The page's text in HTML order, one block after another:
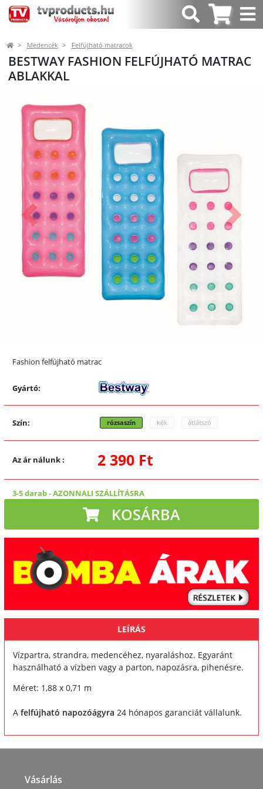
Medencék Felfújható matracok
BESTWAY FASHION FELFÚJHATÓ MATRAC
ABLAKKAL
Előző
Fashion felfújható matrac
Gyártó:
Szín: rózsaszín kék átlátszó
Az ár nálunk: 2 390 Ft
3-5 darab-AZONNALI SZÁLLÍTÁSRA
KOSÁRBA
LEÍRÁS
Vízpartra, strandra, medencéhez, nyaraláshoz. Egyaránt
használható a vízben vagy a parton, napozásra, pihenésre.
Méret: 1,88 x 0,71 m
A felfújható napozóágyra 24 hónapos garanciát vállalunk.
Vásárlás